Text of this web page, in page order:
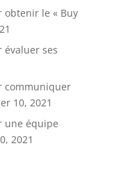
obtenir le « Buy
évaluer ses
communiquer
10, 2021
une équipe
2021